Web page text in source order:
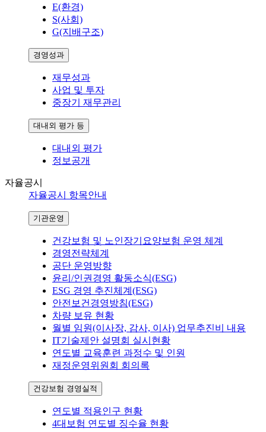
E(환경)
S(사회)
G(지배구조)
경영성과
재무성과
사업 및 투자
중장기 재무관리
대내외 평가 등
대내외 평가
정보공개
자율공시
자율공시 항목안내
기관운영
건강보험 및 노인장기요양보험 운영 체계
경영전략체계
공단 운영방향
윤리/인권경영 활동소식(ESG)
ESG 경영 추진체계(ESG)
안전보건경영방침(ESG)
차량 보유 현황
월별 임원(이사장, 감사, 이사) 업무추진비 내용
IT기술제안 설명회 실시현황
연도별 교육훈련 과정수 및 인원
재정운영위원회 회의록
건강보험 경영실적
연도별 적용인구 현황
4대보험 연도별 징수율 현황